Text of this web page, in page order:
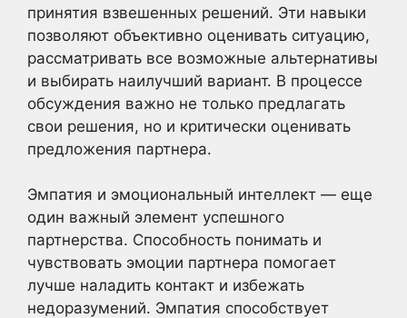
принятия взвешенных решений. Эти навыки
позволяют объективно оценивать ситуацию,
рассматривать все возможные альтернативы
и выбирать наилучший вариант. В процессе
обсуждения важно не только предлагать
свои решения, но и критически оценивать
предложения партнера.
Эмпатия и эмоциональный интеллект — еще
один важный элемент успешного
партнерства. Способность понимать и
чувствовать эмоции партнера помогает
лучше наладить контакт и избежать
недоразумений. Эмпатия способствует